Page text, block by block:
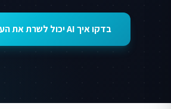
בדקו איך AI יכול לשרת את העסק שלכם